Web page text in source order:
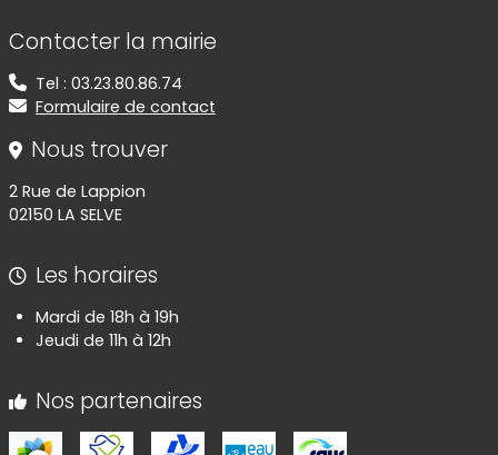
Informations de contact
Contacter la mairie
Tel : 03.23.80.86.74
Formulaire de contact
Nous trouver
2 Rue de Lappion
02150 LA SELVE
Les horaires
Mardi de 18h à 19h
Jeudi de 11h à 12h
Nos partenaires